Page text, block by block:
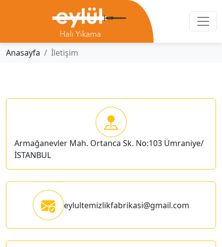
Anasayfa İletişim
Armağanevler Mah. Ortanca Sk. No:103 Ümraniye/
İSTANBUL
eylultemizlikfabrikasi@gmail.com